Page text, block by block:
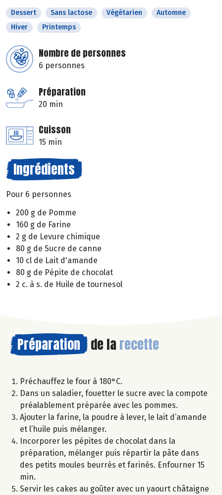
Dessert Sans lactose Végétarien
Automne
Hiver
Printemps
Nombre de personnes
6 personnes
Préparation
20 min
Cuisson
15 min
Ingrédients
Pour 6 personnes
200 g de Pomme
160 g de Farine
2 g de Levure chimique
80 g de Sucre de canne
10 cl de Lait d'amande
80 g de Pépite de chocolat
2 c. à s. de Huile de tournesol
Préparation de la recette
Préchauffez le four à 180°C.
Dans un saladier, fouetter le sucre avec la compote
préalablement préparée avec les pommes.
Ajouter la farine, la poudre à lever, le lait d’amande
et l’huile puis mélanger.
Incorporer les pépites de chocolat dans la
préparation, mélanger puis répartir la pâte dans
des petits moules beurrés et farinés. Enfourner 15
min.
Servir les cakes au goûter avec un yaourt châtaigne